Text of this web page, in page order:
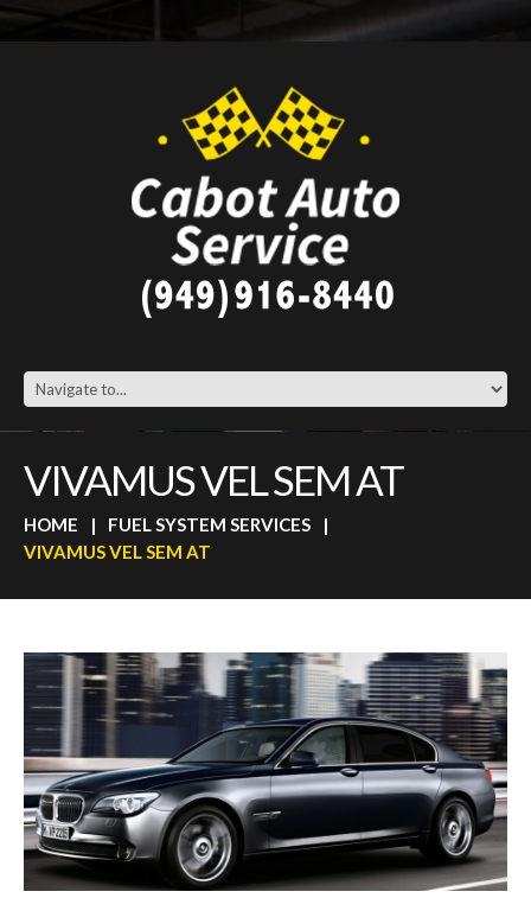
VIVAMUS VEL SEM AT
HOME
FUEL SYSTEM SERVICES
VIVAMUS VEL SEM AT